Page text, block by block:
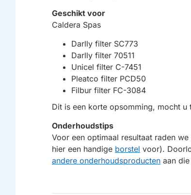
Geschikt voor
Caldera Spas
Darlly filter SC773
Darlly filter 70511
Unicel filter C-7451
Pleatco filter PCD50
Filbur filter FC-3084
Dit is een korte opsomming, mocht
Onderhoudstips
Voor een optimaal resultaat raden
hier een handige borstel voor).
andere onderhoudsproducten aan